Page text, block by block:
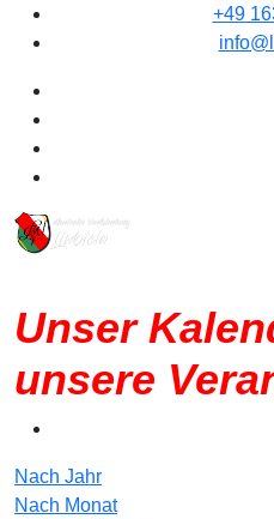
+49
Unser
unsere
Nach Jahr
Nach Monat